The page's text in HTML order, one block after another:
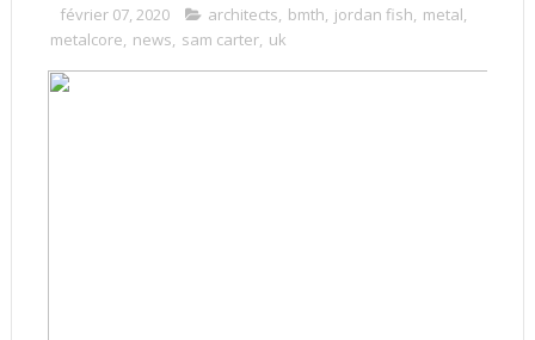
février 07, 2020 architects, bmth, jordan fish, metal,
metalcore, news, sam carter, uk